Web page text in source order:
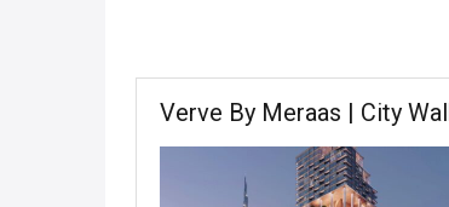
Verve By Meraas | City